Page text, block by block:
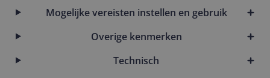
Mogelijke vereisten instellen en gebruik
Overige kenmerken
Technisch